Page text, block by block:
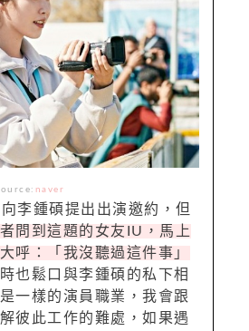
naver
李鍾碩提出出演邀約，但
問到這題的女友IU，馬上
呼：「我沒聽過這件事」
時也鬆口與李鍾碩的私下相
一樣的演員職業，我會跟
彼此工作的難處，如果遇